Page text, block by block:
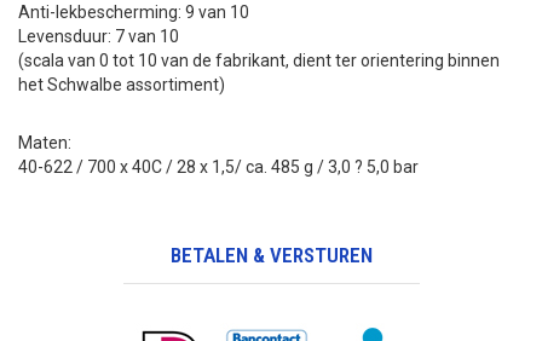
Anti-lekbescherming: 9 van 10
Levensduur: 7 van 10
(scala van 0 tot 10 van de fabrikant, dient ter orientering binnen
het Schwalbe assortiment)
Maten:
40-622 / 700 x 40C / 28 x 1,5/ ca. 485 g / 3,0 ? 5,0 bar
BETALEN & VERSTUREN